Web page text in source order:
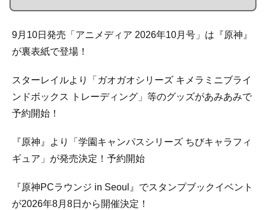
9月10日発売「アニメディア 2026年10月号」は『原神』
が裏表紙で登場！
スターレイルより「ガオガオシリーズ キメラミニブライ
ンドボックス トレーディング」等のグッズがあみあみで
予約開始！
『原神』より「学園キャンパスシリーズ ちびキャラフィ
ギュア」が発売決定！予約開始
『原神PCラウンジ in Seoul』でスタンプブックイベント
が2026年8月8日から開催決定！